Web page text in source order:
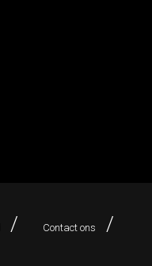
Contact ons